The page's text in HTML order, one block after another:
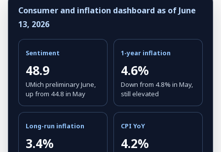
Consumer and inflation dashboard as of June
13, 2026
Sentiment
48.9
UMich preliminary June,
up from 44.8 in May
1-year inflation
4.6%
Down from 4.8% in May,
still elevated
Long-run inflation
3.4%
CPI YoY
4.2%